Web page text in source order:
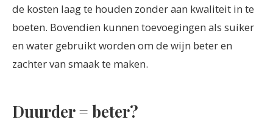
de kosten laag te houden zonder aan kwaliteit in te
boeten. Bovendien kunnen toevoegingen als suiker
en water gebruikt worden om de wijn beter en
zachter van smaak te maken.
Duurder = beter?